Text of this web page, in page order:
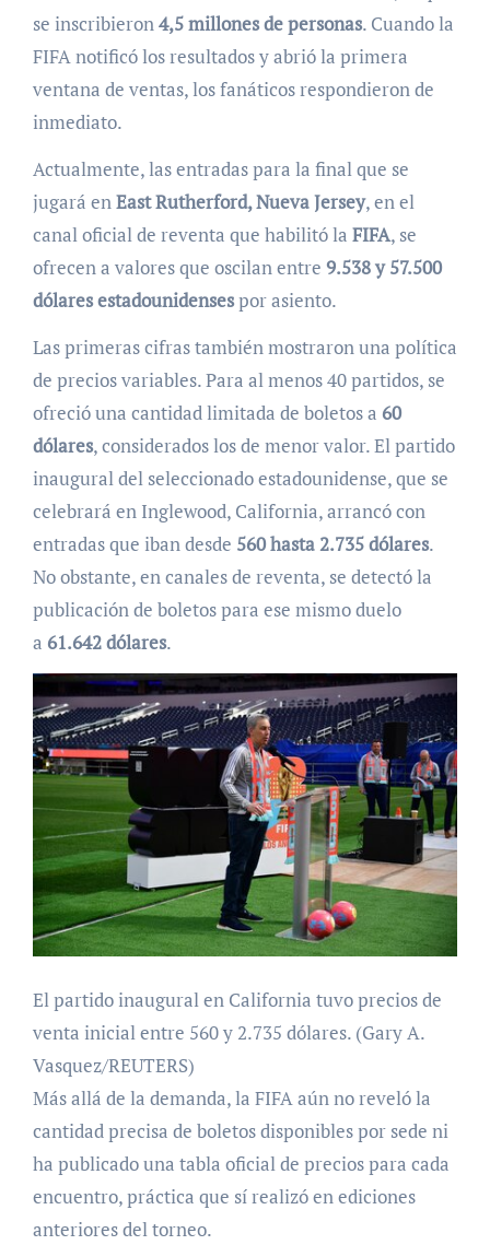
se inscribieron 4,5 millones de personas. Cuando la
FIFA notificó los resultados y abrió la primera
ventana de ventas, los fanáticos respondieron de
inmediato.
Actualmente, las entradas para la final que se
jugará en East Rutherford, Nueva Jersey, en el
canal oficial de reventa que habilitó la FIFA, se
ofrecen a valores que oscilan entre 9.538 y 57.500
dólares estadounidensespor asiento.
Las primeras cifras también mostraron una política
de precios variables. Para al menos 40 partidos, se
ofreció una cantidad limitada de boletos a 60
dólares, considerados los de menor valor. El partido
inaugural del seleccionado estadounidense, que se
celebrará en Inglewood, California, arrancó con
entradas que iban desde 560 hasta 2.735 dólares.
No obstante, en canales de reventa, se detectó la
publicación de boletos para ese mismo duelo
a 61.642 dólares.
El partido inaugural en California tuvo precios de
venta inicial entre 560 y 2.735 dólares. (Gary A.
Vasquez/REUTERS)
Más allá de la demanda, la FIFA aún no reveló la
cantidad precisa de boletos disponibles por sede ni
ha publicado una tabla oficial de precios para cada
encuentro, práctica que sí realizó en ediciones
anteriores del torneo.